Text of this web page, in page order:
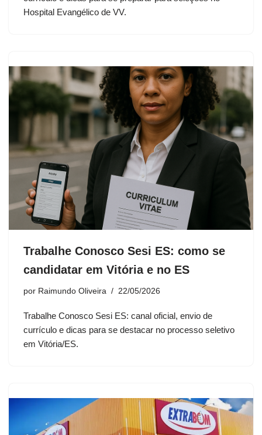
Hospital Evangélico de VV.
Trabalhe Conosco Sesi ES: como se
candidatar em Vitória e no ES
por Raimundo Oliveira 22/05/2026
Trabalhe Conosco Sesi ES: canal oficial, envio de
currículo e dicas para se destacar no processo seletivo
em Vitória/ES.